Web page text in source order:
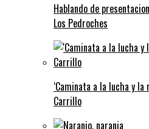
Hablando de
Los Pedroches
‘Caminata a la lucha y
Carrillo